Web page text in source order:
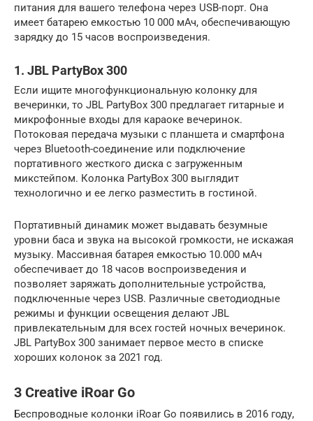
питания для вашего телефона через USB-порт. Она
имеет батарею емкостью 10 000 мАч, обеспечивающую
зарядку до 15 часов воспроизведения.
1. JBL PartyBox 300
Если ищите многофункциональную колонку для
вечеринки, то JBL PartyBox 300 предлагает гитарные и
микрофонные входы для караоке вечеринок.
Потоковая передача музыки с планшета и смартфона
через Bluetooth-соединение или подключение
портативного жесткого диска с загруженным
микстейпом. Колонка PartyBox 300 выглядит
технологично и ее легко разместить в гостиной.
Портативный динамик может выдавать безумные
уровни баса и звука на высокой громкости, не искажая
музыку. Массивная батарея емкостью 10.000 мАч
обеспечивает до 18 часов воспроизведения и
позволяет заряжать дополнительные устройства,
подключенные через USB. Различные светодиодные
режимы и функции освещения делают JBL
привлекательным для всех гостей ночных вечеринок.
JBL PartyBox 300 занимает первое место в списке
хороших колонок за 2021 год.
3 Creative iRoar Go
Беспроводные колонки iRoar Go появились в 2016 году,